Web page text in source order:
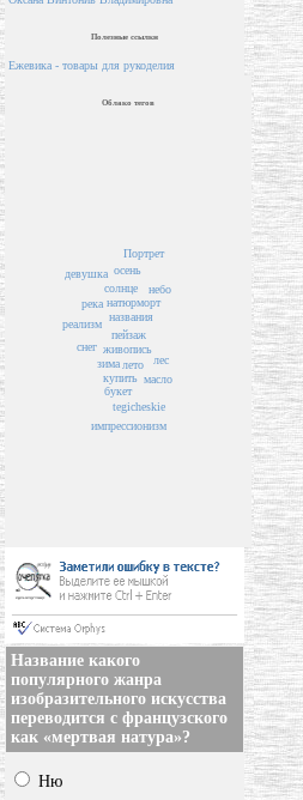
Полезные ссылки
Ежевика - товары для рукоделия
Облако тегов
пейзаж
названия
живопись
лето
натюрморт
купить
солнце
лес
зима
осень
букет
масло
река
снег
tegicheskie
реализм
небо
импрессионизм
Портрет
девушка
Название какого
популярного жанра
изобразительного искусства
переводится с французского
как «мертвая натура»?
Ню